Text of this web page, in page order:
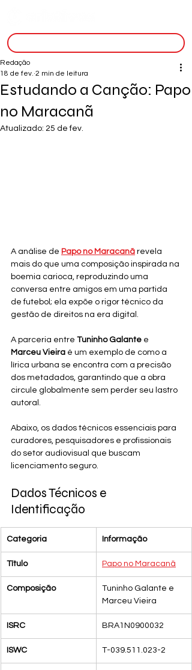
Estudando a Canção: Papo
no Maracanã
Redação
18 de fev. 2 min de leitura
Atualizado: 25 de fev.
A análise de Papo no Maracanã revela
mais do que uma composição inspirada na
boemia carioca, reproduzindo uma
conversa entre amigos em uma partida
de futebol; ela expõe o rigor técnico da
gestão de direitos na era digital.
A parceria entre Tuninho Galante e
Marceu Vieira é um exemplo de como a
lírica urbana se encontra com a precisão
dos metadados, garantindo que a obra
circule globalmente sem perder seu lastro
autoral.
Abaixo, os dados técnicos essenciais para
curadores, pesquisadores e profissionais
do setor audiovisual que buscam
licenciamento seguro.
Dados Técnicos e
Identificação
Categoria Informação
Título Papo no Maracanã
Composição
Tuninho Galante e
Marceu Vieira
ISRC BRA1N0900032
ISWC T-039.511.023-2